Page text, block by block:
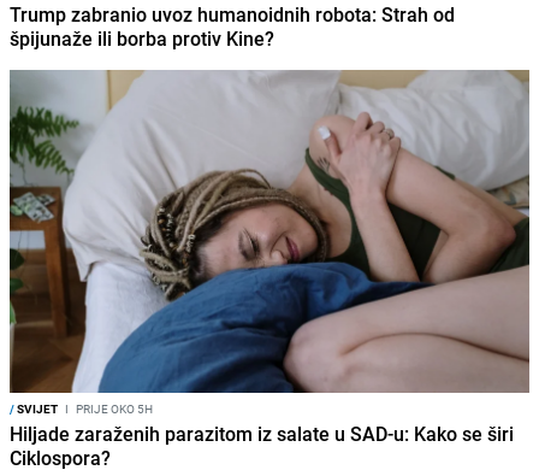
Trump zabranio uvoz humanoidnih robota: Strah od
špijunaže ili borba protiv Kine?
/SVIJET I PRIJE OKO 5H
Hiljade zaraženih parazitom iz salate u SAD-u: Kako se širi
Ciklospora?